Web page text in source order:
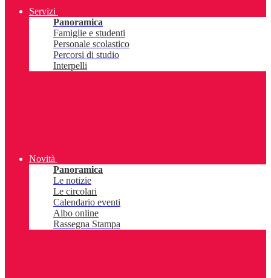
Servizi
Panoramica
Famiglie e studenti
Personale scolastico
Percorsi di studio
Interpelli
Novità
Panoramica
Le notizie
Le circolari
Calendario eventi
Albo online
Rassegna Stampa